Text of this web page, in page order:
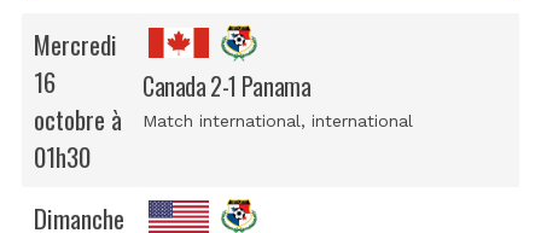
Mercredi
16
octobre à
01h30
Canada 2-1 Panama
Match international, international
Dimanche